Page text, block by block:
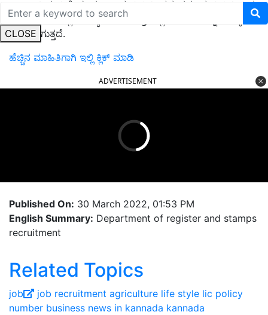
CLOSE
ಜವಾಬ್ದಾರಿಯಾಗಿದೆ. ಸಂಪೂರ್ಣ ಮಾಹಿತಿ ನೀಡದ, ತಪ್ಪು ಮಾಹಿತಿ ನೀಡಿದ,
ಅಭ್ಯರ್ಥಿ ಸಹಿ ಇಲ್ಲದ, ಅಭ್ಯರ್ಥಿ ಭಾವಚಿತ್ರ ಇಲ್ಲದ ಅರ್ಜಿಗಳನ್ನು ತಿರಸ್ಕಾರ
ಮಾಡಲಾಗುತ್ತದೆ.
ಹೆಚ್ಚಿನ ಮಾಹಿತಿಗಾಗಿ ಇಲ್ಲಿ ಕ್ಲಿಕ್‌ ಮಾಡಿ
ADVERTISEMENT
Published On: 30 March 2022, 01:53 PM
English Summary: Department of register and stamps
recruitment
Related Topics
job job recruitment agriculture life style lic policy
number business news in kannada kannada